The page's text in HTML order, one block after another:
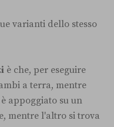
varianti dello stesso
è che, per eseguire
a terra, mentre
appoggiato su un
mentre l'altro si trova